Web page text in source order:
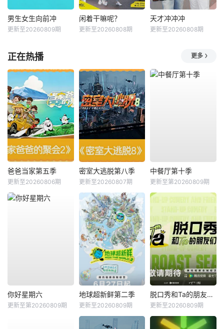
男生女生向前冲
更新至20260809期
闲着干嘛呢？
更新至20260808期
天才冲冲冲
更新至20260808期
正在热播 更多
爸爸当家第五季
更新至20260806期
密室大逃脱第八季
更新至20260807期
中餐厅第十季
更新至第20260809期
你好星期六
更新至第20260809期
地球超新鲜第二季
更新至20260809期
脱口秀和Ta的朋友们第三季
更新至20260809期